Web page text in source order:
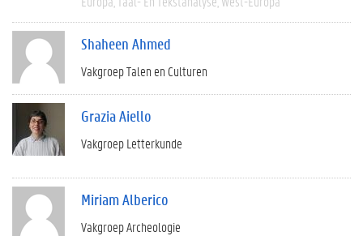
Shaheen Ahmed
Vakgroep Talen en Culturen
Grazia Aiello
Vakgroep Letterkunde
Miriam Alberico
Vakgroep Archeologie